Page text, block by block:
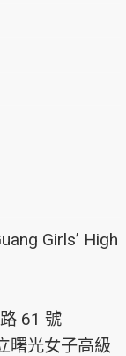
Girls’ High
61 號
曙光女子高級